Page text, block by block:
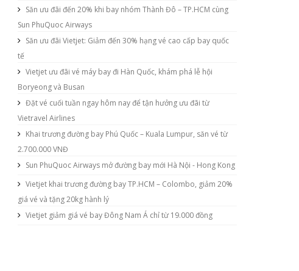
Săn ưu đãi đến 20% khi bay nhóm Thành Đô – TP.HCM cùng
Sun PhuQuoc Airways
Săn ưu đãi Vietjet: Giảm đến 30% hạng vé cao cấp bay quốc
tế
Vietjet ưu đãi vé máy bay đi Hàn Quốc, khám phá lễ hội
Boryeong và Busan
Đặt vé cuối tuần ngay hôm nay để tận hưởng ưu đãi từ
Vietravel Airlines
Khai trương đường bay Phú Quốc – Kuala Lumpur, săn vé từ
2.700.000 VNĐ
Sun PhuQuoc Airways mở đường bay mới Hà Nội - Hong Kong
Vietjet khai trương đường bay TP.HCM – Colombo, giảm 20%
giá vé và tặng 20kg hành lý
Vietjet giảm giá vé bay Đông Nam Á chỉ từ 19.000 đồng